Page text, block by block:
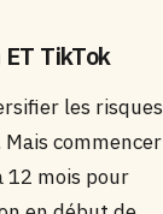
TikTok
les risques
commencer
12 mois pour